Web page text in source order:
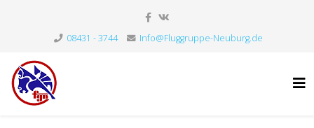
08431 - 3744 Info@Fluggruppe-Neuburg.de